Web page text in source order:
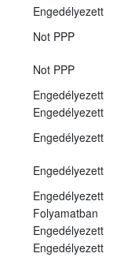
Engedélyezett
Not PPP
Not PPP
Engedélyezett
Engedélyezett
Engedélyezett
Engedélyezett
Engedélyezett
Folyamatban
Engedélyezett
Engedélyezett